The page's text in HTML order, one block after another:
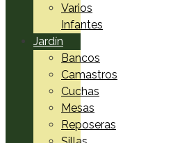
Varios
Infantes
Jardín
Bancos
Camastros
Cuchas
Mesas
Reposeras